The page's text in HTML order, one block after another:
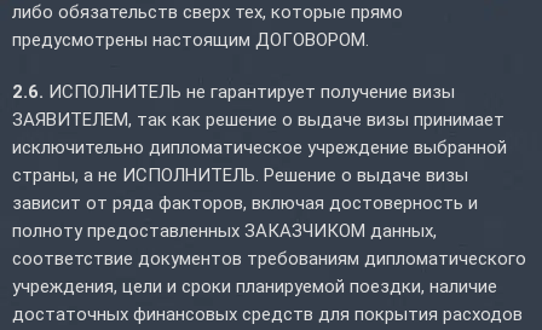
либо обязательств сверх тех, которые прямо
предусмотрены настоящим ДОГОВОРОМ.
2.6. ИСПОЛНИТЕЛЬ не гарантирует получение визы
ЗАЯВИТЕЛЕМ, так как решение о выдаче визы принимает
исключительно дипломатическое учреждение выбранной
страны, а не ИСПОЛНИТЕЛЬ. Решение о выдаче визы
зависит от ряда факторов, включая достоверность и
полноту предоставленных ЗАКАЗЧИКОМ данных,
соответствие документов требованиям дипломатического
учреждения, цели и сроки планируемой поездки, наличие
достаточных финансовых средств для покрытия расходов